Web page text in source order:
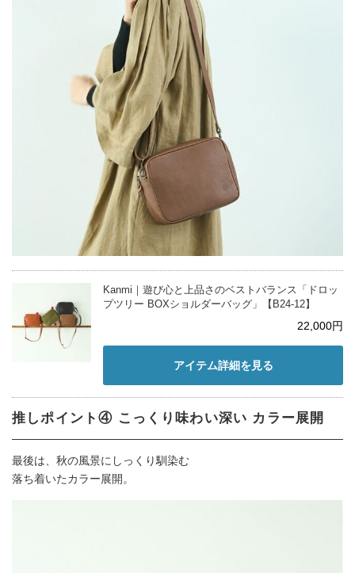
Kanmi｜遊び心と上品さのベストバランス「ドロッ
プツリー BOXショルダーバッグ」【B24-12】
22,000円
アイテム詳細を見る
推しポイント④ こっくり味わい深い カラー展開
最後は、秋の風景にしっくり馴染む
落ち着いたカラー展開。